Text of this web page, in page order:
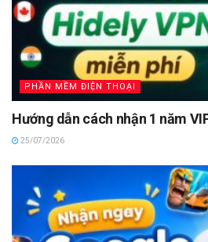
PHẦN MỀM ĐIỆN THOẠI
Hướng dẫn cách nhận 1 năm
25/07/2026